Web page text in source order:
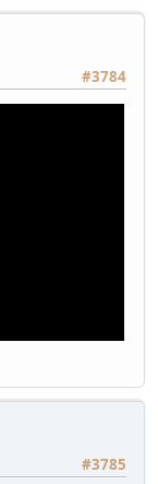
#3784
#3785